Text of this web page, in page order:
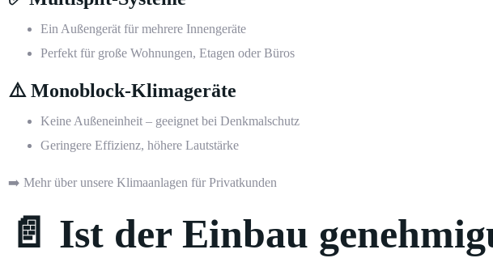
Ein Außengerät für mehrere Innengeräte
Perfekt für große Wohnungen, Etagen oder Büros
⚠️ Monoblock-Klimageräte
Keine Außeneinheit – geeignet bei Denkmalschutz
Geringere Effizienz, höhere Lautstärke
➡️ Mehr über unsere Klimaanlagen für Privatkunden
📄 Ist der Einbau